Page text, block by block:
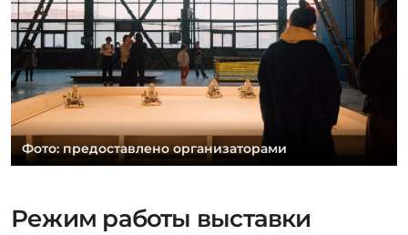
Фото: предоставлено организаторами
Режим работы выставки